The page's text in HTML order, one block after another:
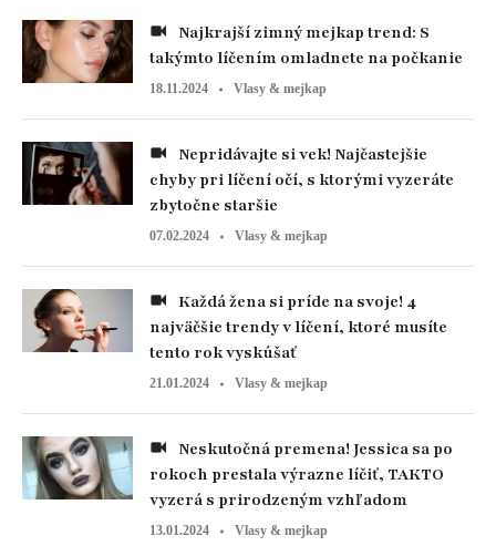
takýmto líčením omladnete na počkanie
18.11.2024 Vlasy & mejkap
chyby pri líčení očí, s ktorými vyzeráte
zbytočne staršie
07.02.2024 Vlasy & mejkap
najväčšie trendy v líčení, ktoré musíte
tento rok vyskúšať
21.01.2024 Vlasy & mejkap
rokoch prestala výrazne líčiť, TAKTO
vyzerá s prirodzeným vzhľadom
13.01.2024 Vlasy & mejkap